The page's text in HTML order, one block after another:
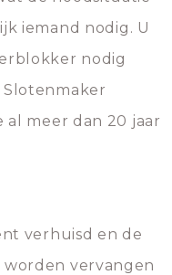
iemand nodig. U
nodig
al meer dan 20 jaar
verhuisd en de
vervangen